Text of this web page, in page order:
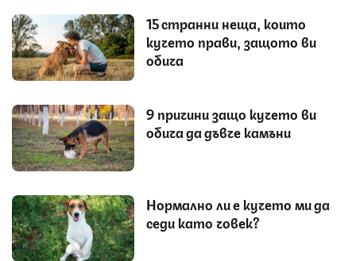
15 странни неща, които
кучето прави, защото ви
обича
9 причини защо кучето ви
обича да дъвче камъни
Нормално ли е кучето ми да
седи като човек?